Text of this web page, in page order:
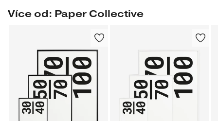
Více od: Paper Collective